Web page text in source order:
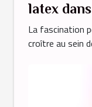
latex
origines
La fascination
croître au sein